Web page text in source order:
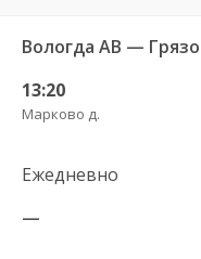
Вологда АВ —
13:20
Марково д.
Ежедневно
—